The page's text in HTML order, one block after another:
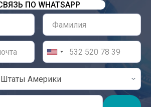
ПО WHATSAPP